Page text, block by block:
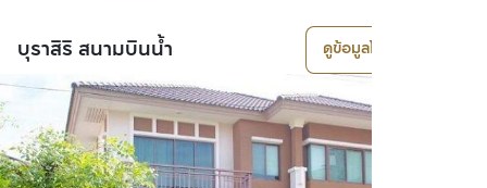
บุราสิริ สนามบินน้ำ ดูข้อมูลโครงการ